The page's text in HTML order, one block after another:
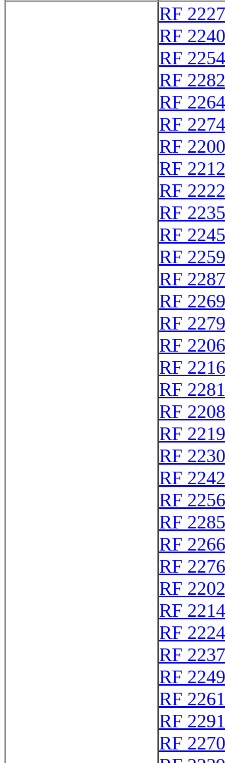
RF
RF
RF
RF
RF
RF
RF
RF
RF
RF
RF
RF
RF
RF
RF
RF
RF
RF
RF
RF
RF
RF
RF
RF
RF
RF
RF
RF
RF
RF
RF
RF
RF
RF